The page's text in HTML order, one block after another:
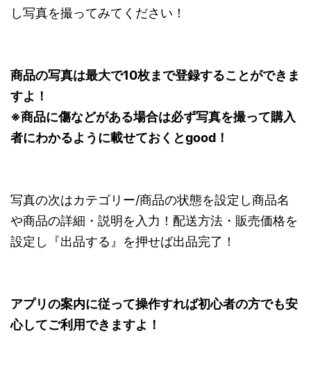
し写真を撮ってみてください！
商品の写真は最大で10枚まで登録することができま
すよ！
※商品に傷などがある場合は必ず写真を撮って購入
者にわかるように載せておくとgood！
写真の次はカテゴリー/商品の状態を設定し商品名
や商品の詳細・説明を入力！配送方法・販売価格を
設定し『出品する』を押せば出品完了！
アプリの案内に従って操作すれば初心者の方でも安
心してご利用できますよ！